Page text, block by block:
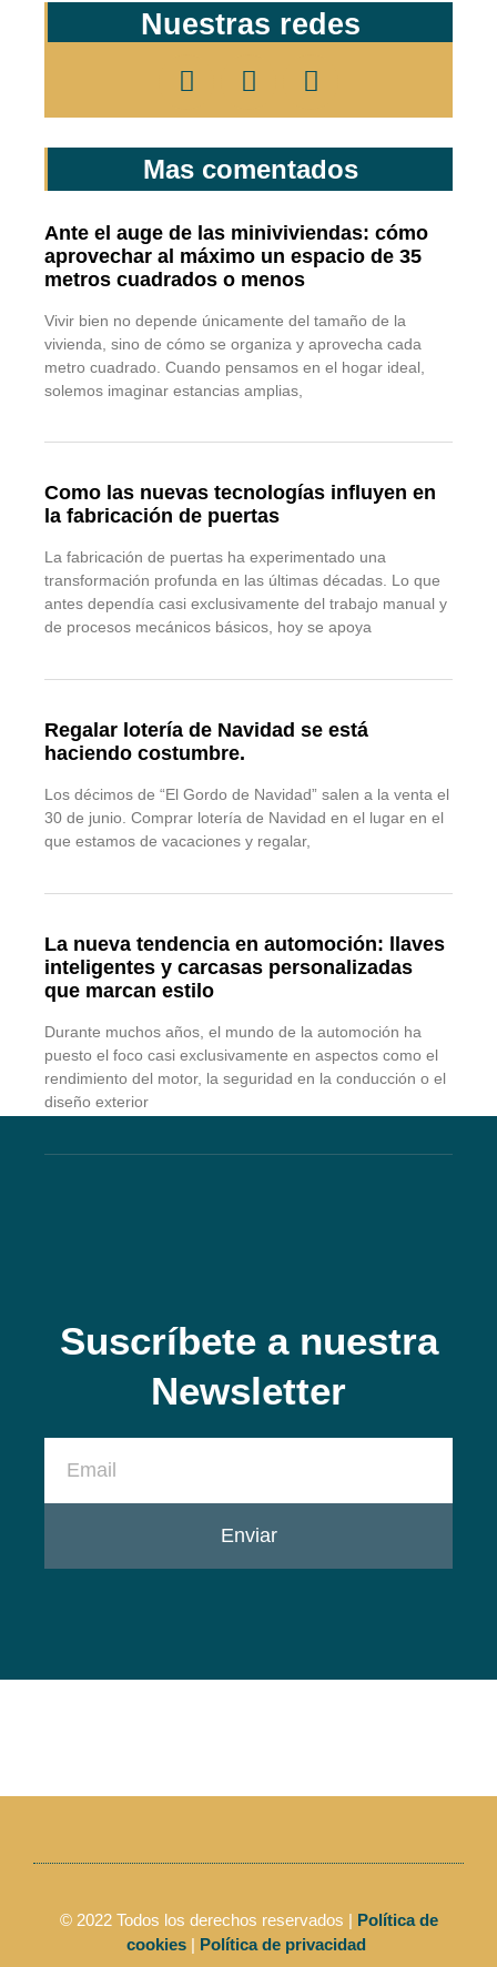
Nuestras redes
Mas comentados
Ante el auge de las miniviviendas: cómo
aprovechar al máximo un espacio de 35
metros cuadrados o menos
Vivir bien no depende únicamente del tamaño de la
vivienda, sino de cómo se organiza y aprovecha cada
metro cuadrado. Cuando pensamos en el hogar ideal,
solemos imaginar estancias amplias,
Como las nuevas tecnologías influyen en
la fabricación de puertas
La fabricación de puertas ha experimentado una
transformación profunda en las últimas décadas. Lo que
antes dependía casi exclusivamente del trabajo manual y
de procesos mecánicos básicos, hoy se apoya
Regalar lotería de Navidad se está
haciendo costumbre.
Los décimos de “El Gordo de Navidad” salen a la venta el
30 de junio. Comprar lotería de Navidad en el lugar en el
que estamos de vacaciones y regalar,
La nueva tendencia en automoción: llaves
inteligentes y carcasas personalizadas
que marcan estilo
Durante muchos años, el mundo de la automoción ha
puesto el foco casi exclusivamente en aspectos como el
rendimiento del motor, la seguridad en la conducción o el
diseño exterior
Suscríbete a nuestra
Newsletter
Enviar
© 2022 Todos los derechos reservados | Política de
cookies | Política de privacidad